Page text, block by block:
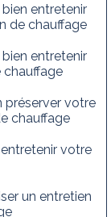
entretenir
de chauffage
entretenir
préserver votre
chauffage
votre
un entretien